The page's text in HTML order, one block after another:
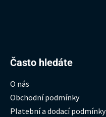
Často hledáte
O nás
Obchodní podmínky
Platební a dodací podmínky
Hledat: